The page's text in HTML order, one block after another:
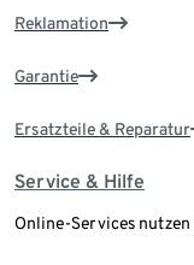
Reklamation
Garantie
Ersatzteile & Reparatur
Service & Hilfe
Online-Services